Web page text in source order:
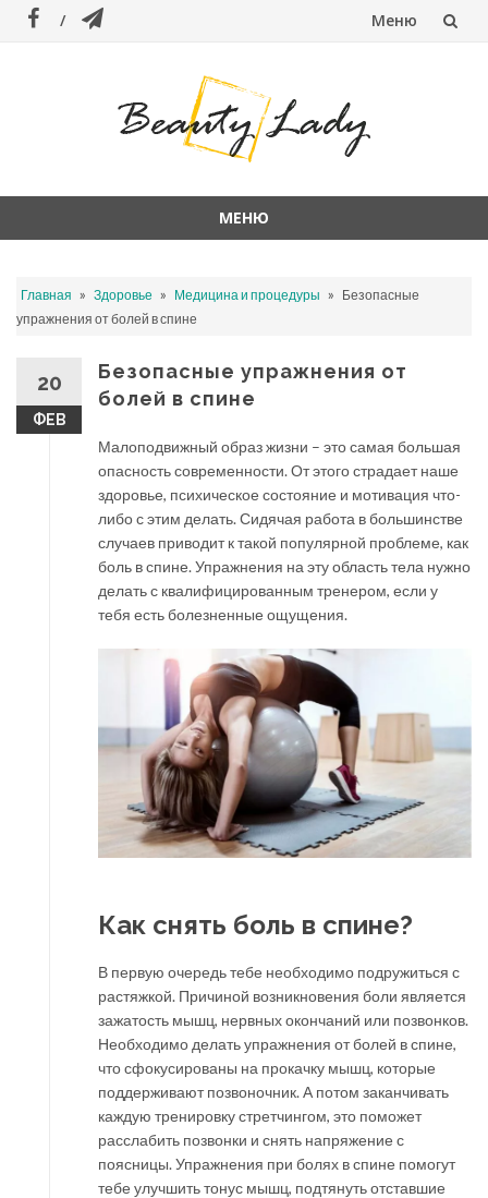
Меню
МЕНЮ
содержанию
Главная » Здоровье » Медицина и процедуры » Безопасные
упражнения от болей в спине
20
ФЕВ
Безопасные упражнения от
болей в спине
Малоподвижный образ жизни – это самая большая
опасность современности. От этого страдает наше
здоровье, психическое состояние и мотивация что-
либо с этим делать. Сидячая работа в большинстве
случаев приводит к такой популярной проблеме, как
боль в спине. Упражнения на эту область тела нужно
делать с квалифицированным тренером, если у
тебя есть болезненные ощущения.
Как снять боль в спине?
В первую очередь тебе необходимо подружиться с
растяжкой. Причиной возникновения боли является
зажатость мышц, нервных окончаний или позвонков.
Необходимо делать упражнения от болей в спине,
что сфокусированы на прокачку мышц, которые
поддерживают позвоночник. А потом заканчивать
каждую тренировку стретчингом, это поможет
расслабить позвонки и снять напряжение с
поясницы. Упражнения при болях в спине помогут
тебе улучшить тонус мышц, подтянуть отставшие